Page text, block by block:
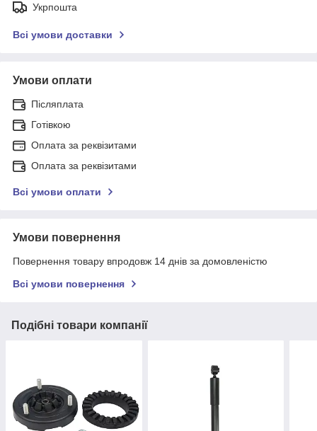
Укрпошта
Всі умови доставки
Умови оплати
Післяплата
Готівкою
Оплата за реквізитами
Оплата за реквізитами
Всі умови оплати
Умови повернення
Повернення товару впродовж 14 днів за домовленістю
Всі умови повернення
Подібні товари компанії